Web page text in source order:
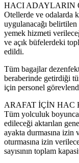
HACI ADAYLARIN
Otellerde ve odalarda
uygulanacağı belirtilen
yemek hizmeti
ve açık büfelerdeki
edildi.
Tüm bagajlar
beraberinde getirdiği
için personel
ARAFAT İÇİN
Tüm yolculuk boyunca
edileceği aktarılan
ayakta durmasına
oturmasına izin
sayısının toplam